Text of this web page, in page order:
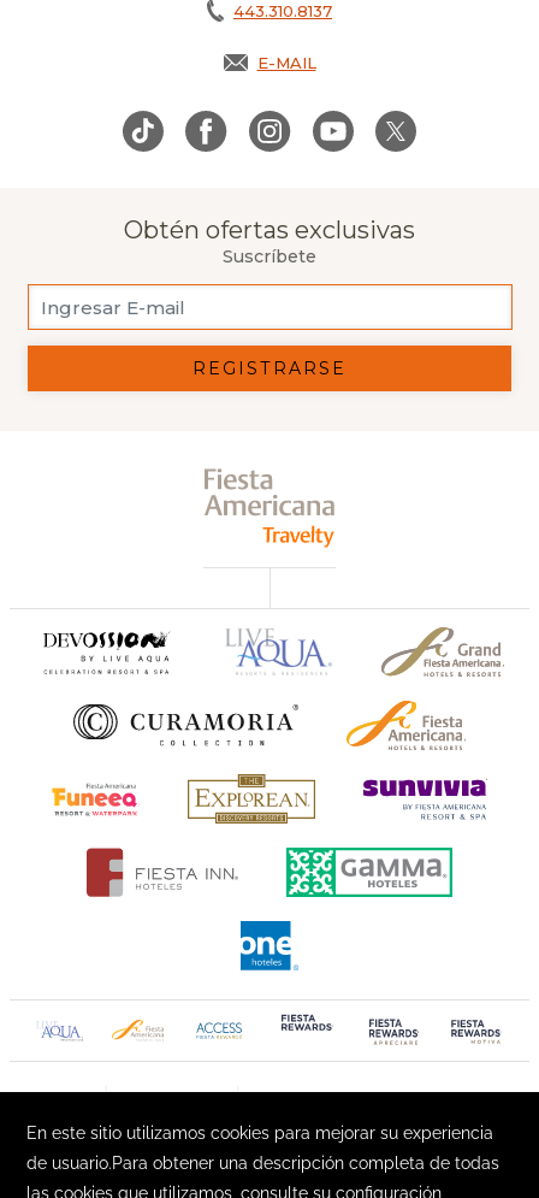
443.310.8137
E-MAIL
OPENS IN A NEW TAB.
Obtén ofertas exclusivas
Suscríbete
REGISTRARSE